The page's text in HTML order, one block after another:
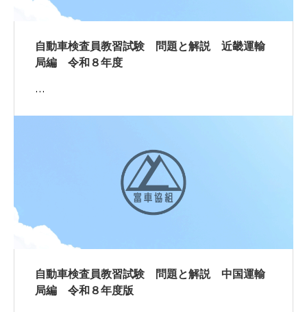
自動車検査員教習試験 問題と解説 近畿運輸
局編 令和８年度
…
自動車検査員教習試験 問題と解説 中国運輸
局編 令和８年度版